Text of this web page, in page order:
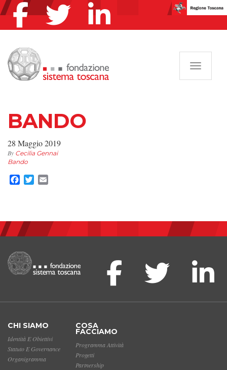
BANDO
28 Maggio 2019
By Cecilia Gennai
Bando
Facebook
Twitter
CHI SIAMO
Identità E Obiettivi
Statuto E Governance
Organigramma
COSA
FACCIAMO
Programma Attività
Progetti
Partnership